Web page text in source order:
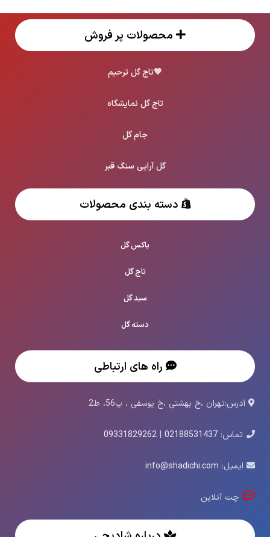
محصولات پر فروش
🖤تاج گل ترحیم
تاج گل نمایشگاه
جام گل
گل آرایی سنگ قبر
دسته بندی محصولات
باکس گل
تاج گل
سبد گل
دسته گل
راه های ارتباطی
آدرس:تهران ،خ بهشتی ،خ یوسفی ، پ56، ط2
تماس: 02188531437
|
09331829262
ایمیل: info@shadichi.com
چت آنلاین